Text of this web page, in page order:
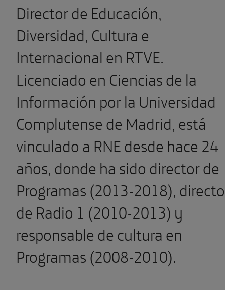
Director de Educación,
Diversidad, Cultura e
Internacional en RTVE.
Licenciado en Ciencias de la
Información por la Universidad
Complutense de Madrid, está
vinculado a RNE desde hace 24
años, donde ha sido director de
Programas (2013-2018),
de Radio 1 (2010-2013) y
responsable de cultura en
Programas (2008-2010).